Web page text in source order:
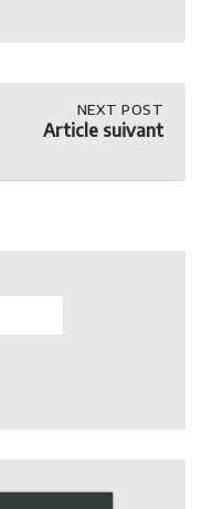
NEXT POST
Article suivant